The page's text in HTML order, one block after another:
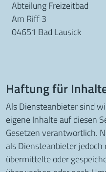
Abteilung Freizeitbad
Am Riff 3
04651 Bad Lausick
Haftung für
Als Diensteanbieter sind
eigene Inhalte auf diesen
Gesetzen verantwortlich.
als Diensteanbieter
übermittelte oder